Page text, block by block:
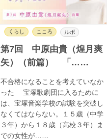
くらし こころ ルポ
第7回 中原由貴（煌月爽
矢）（前篇） 「……
不合格になることを考えていなか
った 宝塚歌劇団に入るために
は、宝塚音楽学校の試験を突破し
なくてはならない。１５歳（中学
３年）から１８歳（高校３年）ま
での女性が……